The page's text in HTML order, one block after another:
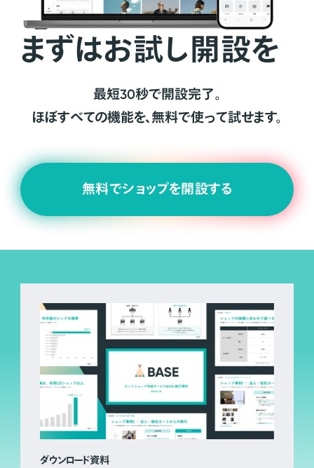
まずはお試し開設を
最短30秒で開設完了。
ほぼすべての機能を、無料で使って試せます。
無料でショップを開設する
ダウンロード資料